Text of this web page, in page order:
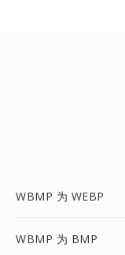
WBMP 为 WEBP
WBMP 为 BMP